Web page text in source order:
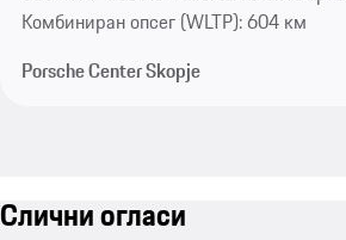
Комбиниран опсег (WLTP): 604 км
Porsche Center Skopje
Слични огласи